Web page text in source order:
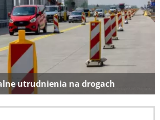
utrudnienia na drogach